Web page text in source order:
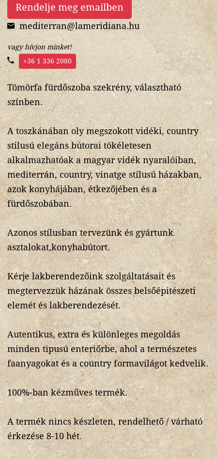
Rendelje meg emailben
mediterran@lameridiana.hu
vagy hívjon minket!
+36 1 336 2080
Tömörfa fürdőszoba szekrény, választható
színben.
A toszkánában oly megszokott vidéki, country
stilusú elegáns bútorai tökéletesen
alkalmazhatóak a magyar vidék nyaralóiban,
mediterrán, country, vinatge stílusú házakban,
azok konyhájában, étkezőjében és a
fürdőszobában.
Azonos stílusban tervezünk és gyártunk
asztalokat,konyhabútort.
Kérje lakberendezőink szolgáltatásait és
megtervezzük házának összes belsőépitészeti
elemét és lakberendezését.
Autentikus, extra és különleges megoldás
minden tipusú enteriőrbe, ahol a természetes
faanyagokat és a country formavilágot kedvelik.
100%-ban kézműves termék.
A termék nincs készleten, rendelhető / várható
érkezése 8-10 hét.